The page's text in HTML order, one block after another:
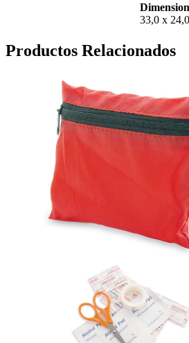
33,0 x
Productos Relacionados